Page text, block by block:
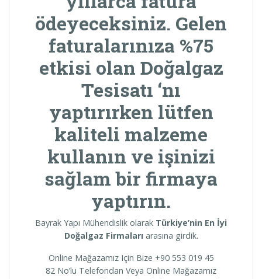
ödeyeceksiniz. Gelen
faturalarınıza %75
etkisi olan Doğalgaz
Tesisatı ‘nı
yaptırırken lütfen
kaliteli malzeme
kullanın ve işinizi
sağlam bir firmaya
yaptırın.
Bayrak Yapı Mühendislik olarak Türkiye’nin En İyi
Doğalgaz Firmalarıarasına girdik.
Online Mağazamız Için Bize +90 553 019 45
82 No’lu Telefondan Veya Online Mağazamız